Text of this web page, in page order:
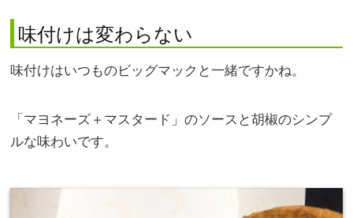
味付けは変わらない
味付けはいつものビッグマックと一緒ですかね。
「マヨネーズ＋マスタード」のソースと胡椒のシンプ
ルな味わいです。